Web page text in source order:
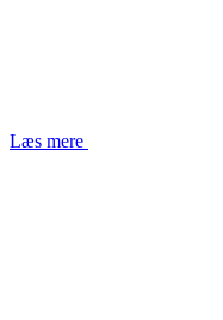
Læs mere